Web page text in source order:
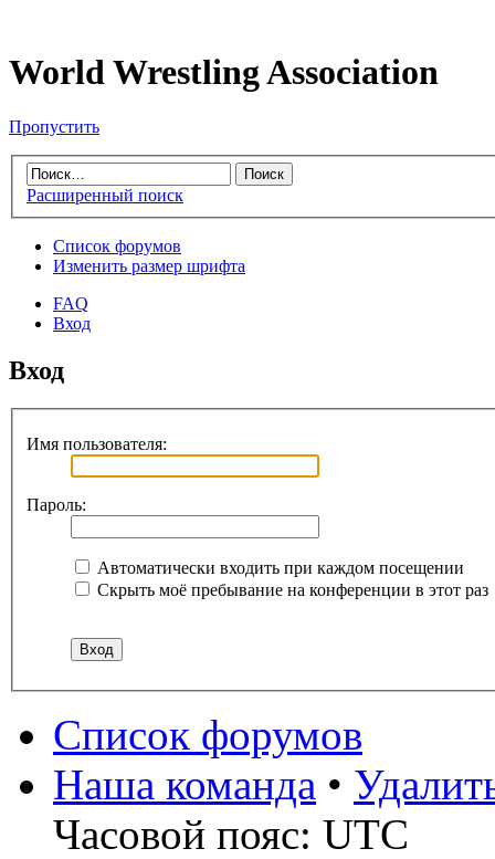
World Wrestling Association
Пропустить
Расширенный поиск
Список форумов
Изменить размер шрифта
FAQ
Вход
Вход
Имя пользователя:
Пароль:
Автоматически входить при каждом посещении
Скрыть моё пребывание на конференции в этот раз
Список форумов
Наша команда •
Часовой пояс: UTC